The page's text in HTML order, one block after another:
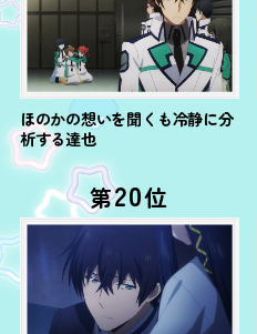
ほのかの想いを聞くも冷静に分
析する達也
第20位